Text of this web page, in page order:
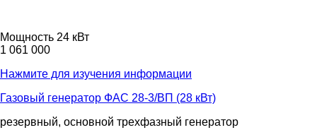
Мощность 24 кВт
1 061 000
Нажмите для изучения информации
Газовый генератор ФАС 28-3/ВП (28 кВт)
резервный, основной трехфазный генератор